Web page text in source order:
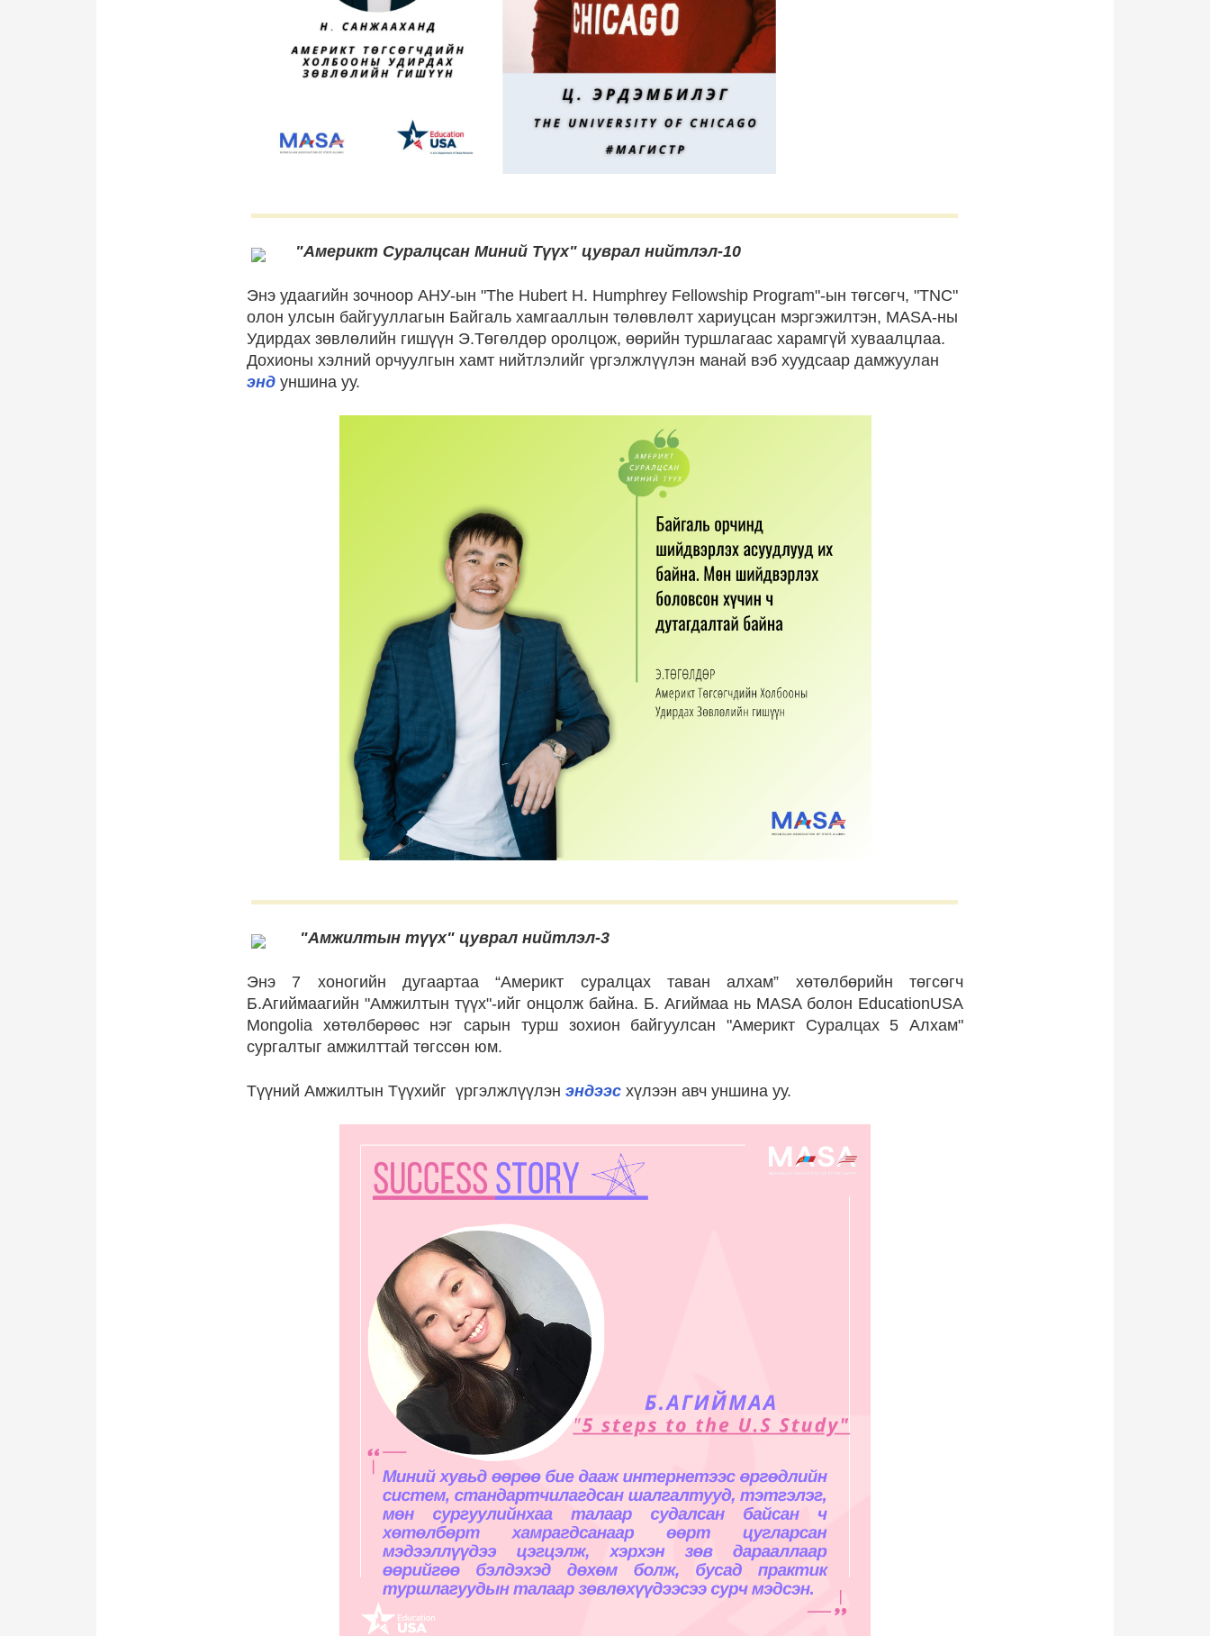
"Америкт Суралцсан Миний Түүх" цуврал нийтлэл-10
Энэ удаагийн зочноор АНУ-ын "The Hubert H. Humphrey Fellowship Program"-ын төгсөгч, "TNC"
олон улсын байгууллагын Байгаль хамгааллын төлөвлөлт хариуцсан мэргэжилтэн, MASA-ны
Удирдах зөвлөлийн гишүүн Э.Төгөлдөр оролцож, өөрийн туршлагаас харамгүй хуваалцлаа.
Дохионы хэлний орчуулгын хамт нийтлэлийг үргэлжлүүлэн манай вэб хуудсаар дамжуулан
энд уншина уу.
"Амжилтын түүх" цуврал нийтлэл-3
Энэ 7 хоногийн дугаартаа “Америкт суралцах таван алхам” хөтөлбөрийн төгсөгч
Б.Агиймаагийн "Амжилтын түүх"-ийг онцолж байна. Б. Агиймаа нь MASA болон EducationUSA
Mongolia хөтөлбөрөөс нэг сарын турш зохион байгуулсан "Америкт Суралцах 5 Алхам"
сургалтыг амжилттай төгссөн юм.
Түүний Амжилтын Түүхийг үргэлжлүүлэн эндээс хүлээн авч уншина уу.